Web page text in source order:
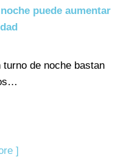
puede aumentar
de noche bastan
]